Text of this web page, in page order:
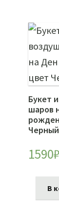
Букет
шаров
Черный
1590
В